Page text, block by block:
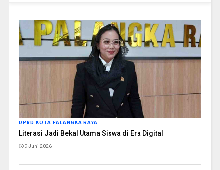
DPRD KOTA PALANGKA RAYA
Literasi Jadi Bekal Utama Siswa di Era Digital
9 Juni 2026